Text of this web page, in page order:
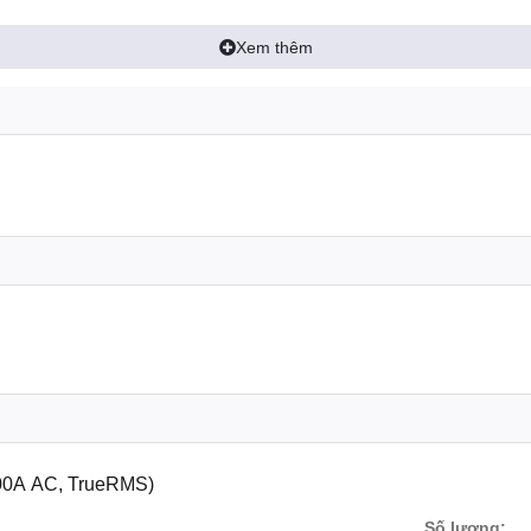
2M, 20M ohm; độ chính xác ±(0.8% + 5).
Xem thêm
AC, TrueRMS)
Số lượng: